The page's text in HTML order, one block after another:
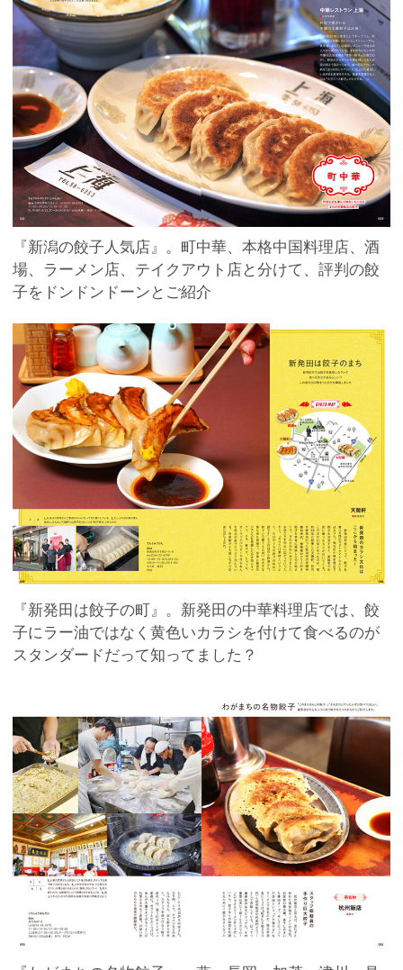
『新潟の餃子人気店』。町中華、本格中国料理店、酒
場、ラーメン店、テイクアウト店と分けて、評判の餃
子をドンドンドーンとご紹介
『新発田は餃子の町』。新発田の中華料理店では、餃
子にラー油ではなく黄色いカラシを付けて食べるのが
スタンダードだって知ってました？